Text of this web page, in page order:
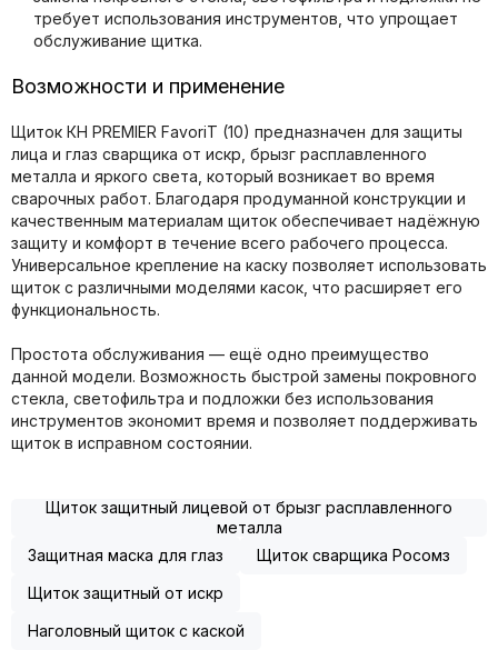
требует использования инструментов, что упрощает
обслуживание щитка.
Возможности и применение
Щиток КН PREMIER FavoriT (10) предназначен для защиты
лица и глаз сварщика от искр, брызг расплавленного
металла и яркого света, который возникает во время
сварочных работ. Благодаря продуманной конструкции и
качественным материалам щиток обеспечивает надёжную
защиту и комфорт в течение всего рабочего процесса.
Универсальное крепление на каску позволяет использовать
щиток с различными моделями касок, что расширяет его
функциональность.
Простота обслуживания — ещё одно преимущество
данной модели. Возможность быстрой замены покровного
стекла, светофильтра и подложки без использования
инструментов экономит время и позволяет поддерживать
щиток в исправном состоянии.
Щиток защитный лицевой от брызг расплавленного
металла
Защитная маска для глаз
Щиток сварщика Росомз
Щиток защитный от искр
Наголовный щиток с каской